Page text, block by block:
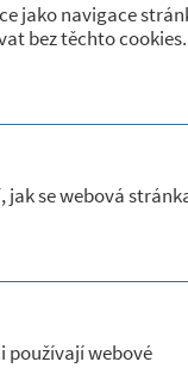
jako navigace
bez těchto cookies.
se webová
používají webové
okres Třebíč,